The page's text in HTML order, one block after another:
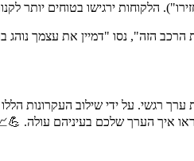
30 יום בבית, ואם לא תאהבו – החזירו").
הזה", נסו "דמיין את עצמך
איך הערך שלכם בעיניהם עולה.